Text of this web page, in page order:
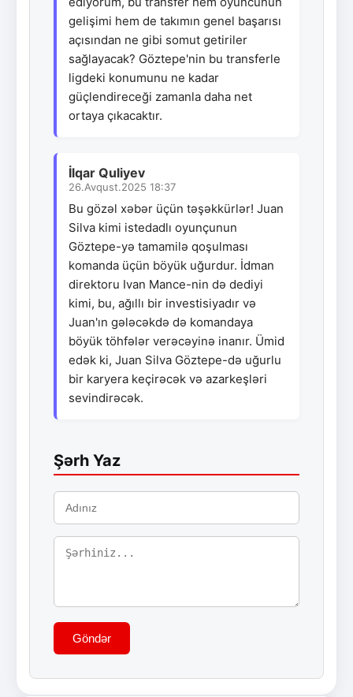
gelişimi hem de takımın genel başarısı
açısından ne gibi somut getiriler
sağlayacak? Göztepe'nin bu transferle
ligdeki konumunu ne kadar
güçlendireceği zamanla daha net
ortaya çıkacaktır.
İlqar Quliyev
26.Avqust.2025 18:37
Bu gözəl xəbər üçün təşəkkürlər! Juan
Silva kimi istedadlı oyunçunun
Göztepe-yə tamamilə qoşulması
komanda üçün böyük uğurdur. İdman
direktoru Ivan Mance-nin də dediyi
kimi, bu, ağıllı bir investisiyadır və
Juan'ın gələcəkdə də komandaya
böyük töhfələr verəcəyinə inanır. Ümid
edək ki, Juan Silva Göztepe-də uğurlu
bir karyera keçirəcək və azarkeşləri
sevindirəcək.
Şərh Yaz
Göndər